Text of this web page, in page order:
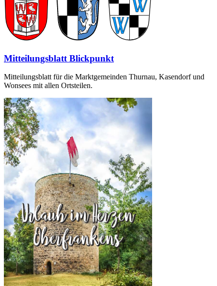
Mitteilungsblatt Blickpunkt
Mitteilungsblatt für die Marktgemeinden Thurnau, Kasendorf und
Wonsees mit allen Ortsteilen.